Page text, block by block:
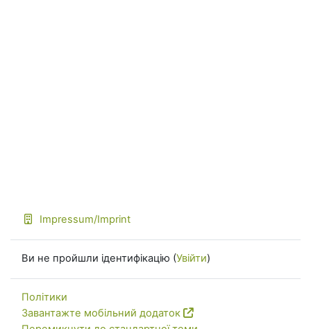
Impressum/Imprint
Ви не пройшли ідентифікацію (Увійти)
Політики
Завантажте мобільний додаток